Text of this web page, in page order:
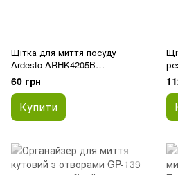
Щітка для миття посуду
Ardesto ARHK4205B
18.5х4.3х6.5 см блакитна
60 грн
Купити
см